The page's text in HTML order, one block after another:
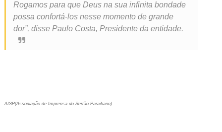
Rogamos para que Deus na sua infinita bondade
possa confortá-los nesse momento de grande
dor”, disse Paulo Costa, Presidente da entidade.
AISP(Associação de Imprensa do Sertão Paraibano)